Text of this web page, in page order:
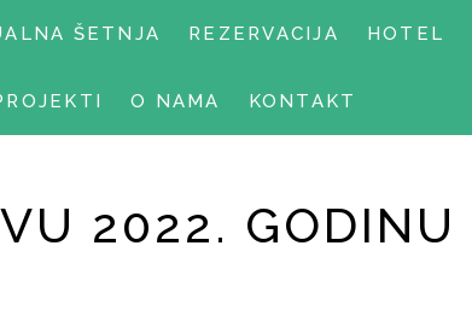
ŠETNJA REZERVACIJA HOTEL
O NAMA KONTAKT
2022. GODINU